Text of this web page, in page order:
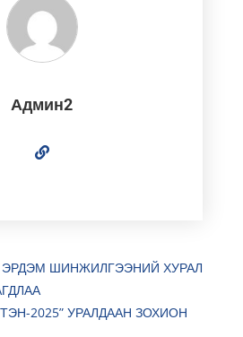
Админ2
ШИНЖИЛГЭЭНИЙ ХУРАЛ
2025” УРАЛДААН ЗОХИОН